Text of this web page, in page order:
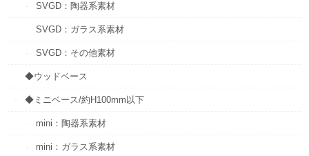
SVGD：陶器系素材
SVGD：ガラス系素材
SVGD：その他素材
◆ウッドベース
◆ミニベース/約H100mm以下
mini：陶器系素材
mini：ガラス系素材